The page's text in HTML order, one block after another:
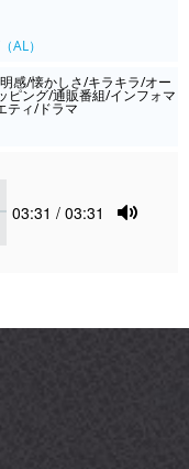
AL）
感/懐かしさ/キラキラ/オー
ピング/通販番組/インフォマ
ティ/ドラマ
Current
03:31 / 03:31